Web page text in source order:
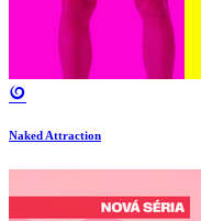
Naked Attraction